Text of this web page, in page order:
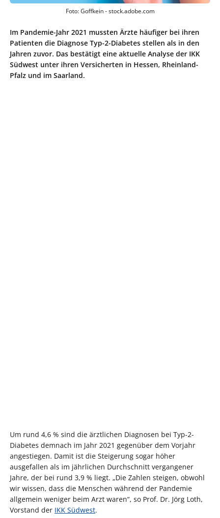
Foto: Goffkein - stock.adobe.com
Im Pandemie-Jahr 2021 mussten Ärzte häufiger bei ihren
Patienten die Diagnose Typ-2-Diabetes stellen als in den
Jahren zuvor. Das bestätigt eine aktuelle Analyse der IKK
Südwest unter ihren Versicherten in Hessen, Rheinland-
Pfalz und im Saarland.
Um rund 4,6 % sind die ärztlichen Diagnosen bei Typ-2-
Diabetes demnach im Jahr 2021 gegenüber dem Vorjahr
angestiegen. Damit ist die Steigerung sogar höher
ausgefallen als im jährlichen Durchschnitt vergangener
Jahre, der bei rund 3,9 % liegt. „Die Zahlen steigen, obwohl
wir wissen, dass die Menschen während der Pandemie
allgemein weniger beim Arzt waren“, so Prof. Dr. Jörg Loth,
Vorstand der IKK Südwest.